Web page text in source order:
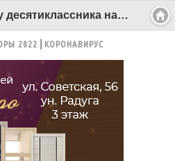
В Архангельске у десятиклассника нашли конверт с наркотиком - Беломорканал Северодвинск tv29.ru
2022 КОРОНАВИРУС